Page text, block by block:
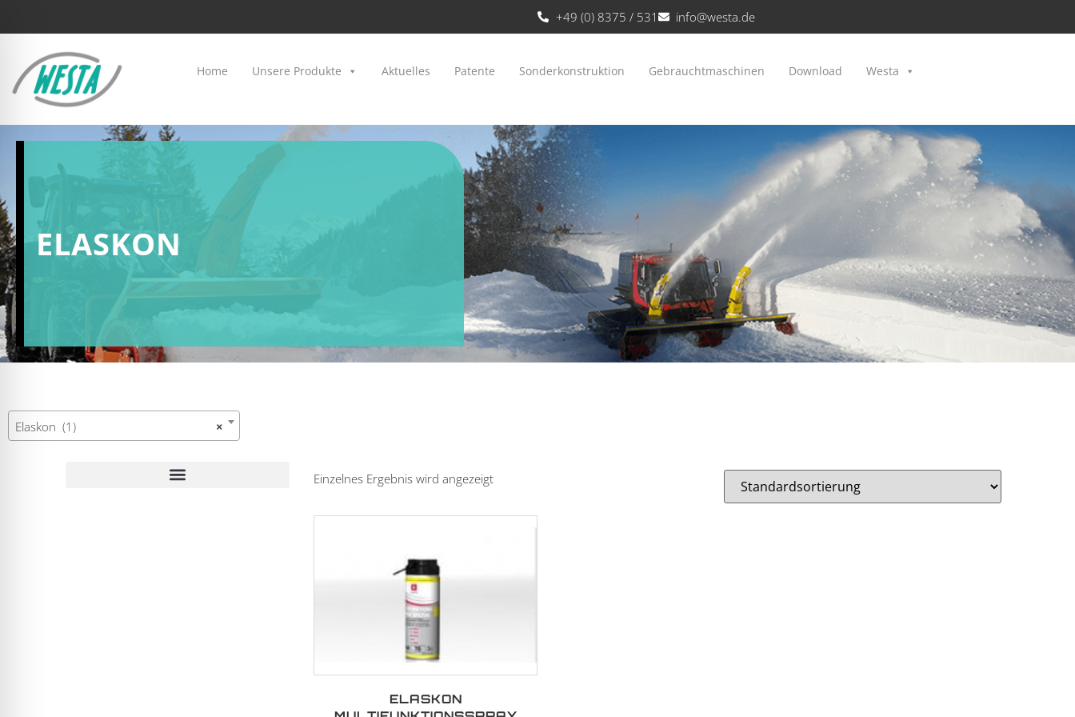
+49 (0) 8375 / 531 info@westa.de
Home Unsere Produkte Aktuelles Patente Sonderkonstruktion Gebrauchtmaschinen Download Westa
ELASKON
×
Elaskon (1)
Einzelnes Ergebnis wird angezeigt
ELASKON